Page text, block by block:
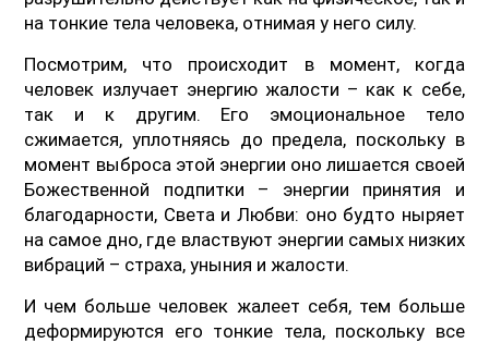
на тонкие тела человека, отнимая у него силу.
Посмотрим, что происходит в момент, когда
человек излучает энергию жалости – как к себе,
так и к другим. Его эмоциональное тело
сжимается, уплотняясь до предела, поскольку в
момент выброса этой энергии оно лишается своей
Божественной подпитки – энергии принятия и
благодарности, Света и Любви: оно будто ныряет
на самое дно, где властвуют энергии самых низких
вибраций – страха, уныния и жалости.
И чем больше человек жалеет себя, тем больше
деформируются его тонкие тела, поскольку все